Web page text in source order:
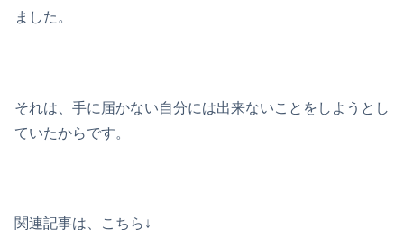
ました。
それは、手に届かない自分には出来ないことをしようとし
ていたからです。
関連記事は、こちら↓